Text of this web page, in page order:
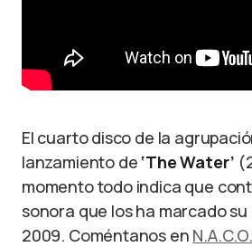
El cuarto disco de la
lanzamiento de ‘The Water’
momento todo indica que
sonora que los ha marcado
2009. Coméntanos en